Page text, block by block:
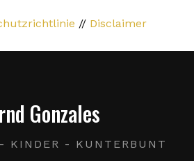
// Disclaimer
Gonzales
KINDER - KUNTERBUNT